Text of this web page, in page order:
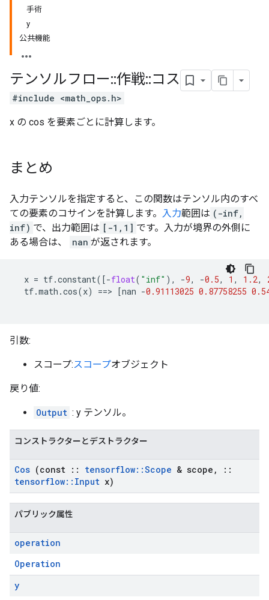
手術
y
公共機能
テンソルフロー::作戦::コス
#include <math_ops.h>
x の cos を要素ごとに計算します。
まとめ
入力テンソルを指定すると、この関数はテンソル内のすべ
ての要素のコサインを計算します。 入力範囲は (-inf,
inf) で、出力範囲は [-1,1] です。入力が境界の外側に
ある場合は、
nan が返されます。
x = tf.constant([-float( "inf" ), -9, -0.5, 1 , 1.2,
tf.math .cos(x) ==> [nan -0.91113025 0.87758255
引数:
スコープ:スコープオブジェクト
戻り値:
Output : y テンソル。
コンストラクターとデストラクター
Cos (const :: tensorflow::Scope & scope ,
::
tensorflow:: Input x)
パブリック属性
operation
Operation
y